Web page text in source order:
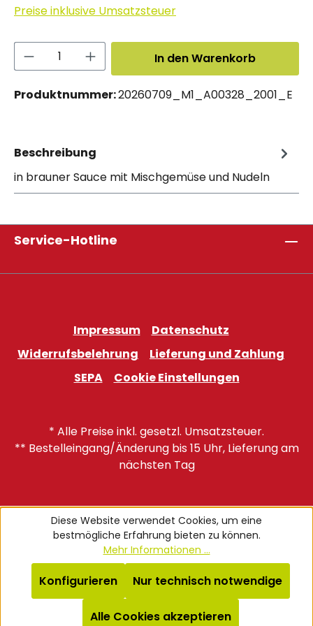
Preise inklusive Umsatzsteuer
Produkt Anzahl: Gib den
In den Warenkorb
Produktnummer:20260709_M1_A00328_2001_E
Beschreibung
in brauner Sauce mit Mischgemüse und Nudeln
Service-Hotline
Impressum
Datenschutz
Widerrufsbelehrung
Lieferung und Zahlung
SEPA
Cookie Einstellungen
* Alle Preise inkl. gesetzl. Umsatzsteuer.
** Bestelleingang/Änderung bis 15 Uhr, Lieferung am
nächsten Tag
Diese Website verwendet Cookies, um eine
bestmögliche Erfahrung bieten zu können.
Mehr Informationen ...
Nur technisch notwendige
Konfigurieren
Alle Cookies akzeptieren